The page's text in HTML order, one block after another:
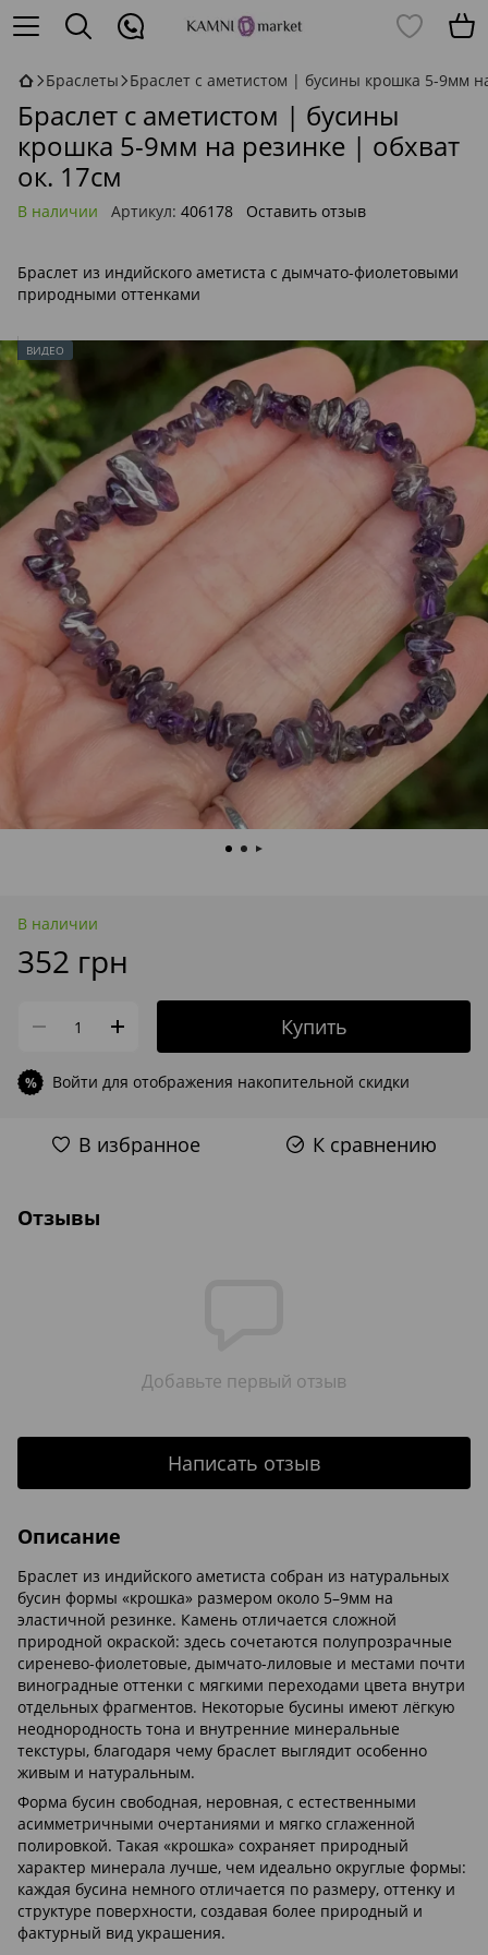
Браслеты Браслет с аметистом | бусины крошка 5-9мм
Браслет с аметистом | бусины
крошка 5-9мм на резинке | обхват
ок. 17см
В наличии Артикул: 406178 Оставить отзыв
Браслет из индийского аметиста с дымчато-фиолетовыми
природными оттенками
ВИДЕО
В наличии
352 грн
Купить
% Войти для отображения накопительной скидки
В избранное К сравнению
Отзывы
Добавьте первый отзыв
Написать отзыв
Описание
Браслет из индийского аметиста собран из натуральных
бусин формы «крошка» размером около 5–9мм на
эластичной резинке. Камень отличается сложной
природной окраской: здесь сочетаются полупрозрачные
сиренево-фиолетовые, дымчато-лиловые и местами почти
виноградные оттенки с мягкими переходами цвета внутри
отдельных фрагментов. Некоторые бусины имеют лёгкую
неоднородность тона и внутренние минеральные
текстуры, благодаря чему браслет выглядит особенно
живым и натуральным.
Форма бусин свободная, неровная, с естественными
асимметричными очертаниями и мягко сглаженной
полировкой. Такая «крошка» сохраняет природный
характер минерала лучше, чем идеально округлые формы:
каждая бусина немного отличается по размеру, оттенку и
структуре поверхности, создавая более природный и
фактурный вид украшения.